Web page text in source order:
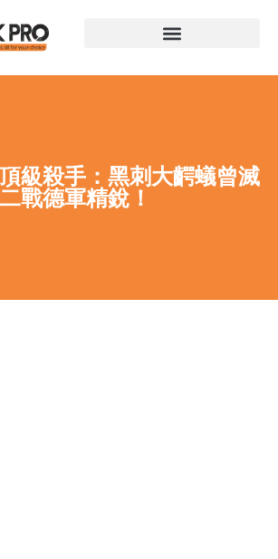
級殺手：黑刺大齶蟻曾滅
二戰德軍精銳！